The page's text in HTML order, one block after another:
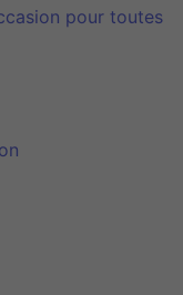
pour toutes